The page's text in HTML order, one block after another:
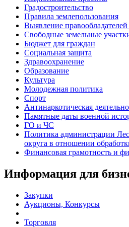
Градостроительство
Правила землепользования
Выявление
Свободные земельные
Бюджет для граждан
Социальная защита
Здравоохранение
Образование
Культура
Молодежная политика
Спорт
Антинаркотическая
Памятные даты военной
ГО и ЧС
Политика администрации
округа в отношении
Финансовая грамотность и
Информация для
Закупки
Аукционы, Конкурсы
Торговля